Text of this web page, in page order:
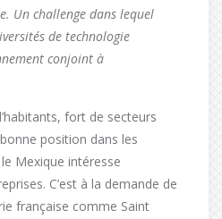
Un challenge dans lequel
de technologie
conjoint à
fort de secteurs
position dans les
Mexique intéresse
C’est à la demande de
française comme Saint